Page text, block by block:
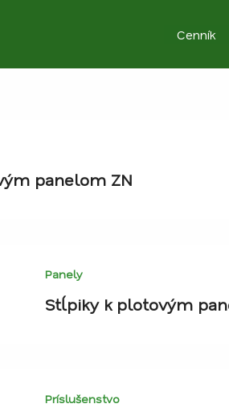
Cenník
panelom ZN
Panely
Stĺpiky k plotovým
Príslušenstvo